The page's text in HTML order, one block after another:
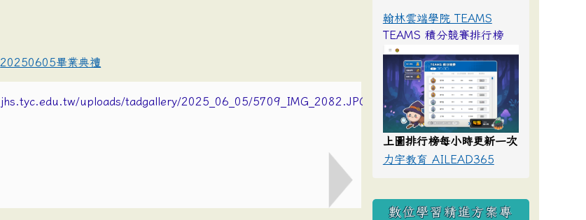
20250605畢業典禮
翰林雲端學院 TEAMS
TEAMS 積分競賽排行榜
上圖排行榜每小時更新一次
力宇教育 AILEAD365
數位學習精進方案專